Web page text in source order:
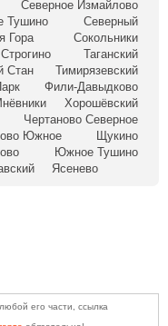
Северное Измайлово
Тушино
Северный
Гора
Сокольники
Строгино
Таганский
Стан
Тимирязевский
Фили-Давыдково
Хорошёвский
Чертаново Северное
Южное
Щукино
Южное Тушино
Ясенево
его части, ссылка